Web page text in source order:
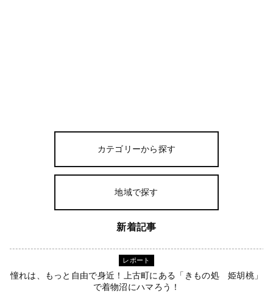
カテゴリーから探す
地域で探す
新着記事
レポート
憧れは、もっと自由で身近！上古町にある「きもの処 姫胡桃」
で着物沼にハマろう！